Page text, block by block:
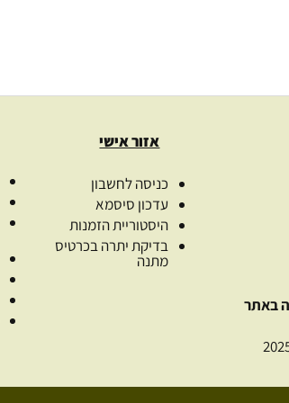
באתר
אזור אישי
כניסה לחשבון
עדכון סיסמא
היסטוריית הזמנות
בדיקת יתרה בכרטיס
מתנה